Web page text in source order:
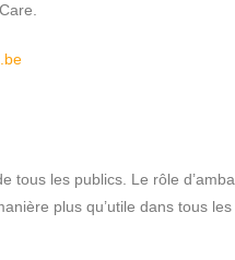
tous les publics. Le rôle
plus qu’utile dans tous